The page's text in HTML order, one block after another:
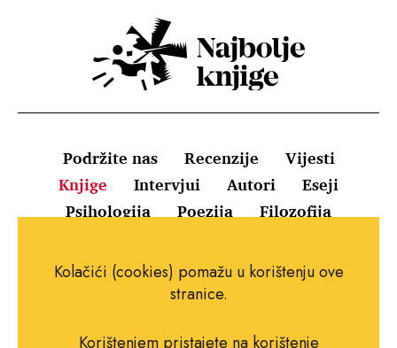
Podržite nas Recenzije
Vijesti
Knjige
Intervjui Autori
Eseji
Psihologija
Poezija Filozofija
Uvjeti korištenja
Pravila o kolačićima
Impressum
Kolačići (cookies) pomažu u korištenju ove
stranice.
Korištenjem pristajete na korištenje